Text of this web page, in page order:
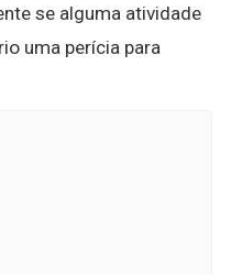
se alguma atividade
uma perícia para